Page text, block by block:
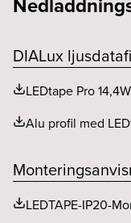
Utbytbart
Livslängd (typ)
Ljusfördelning
MacAdam
DIALux
LEDtape Pro
Alu profil med
LEDTAPE-IP20-